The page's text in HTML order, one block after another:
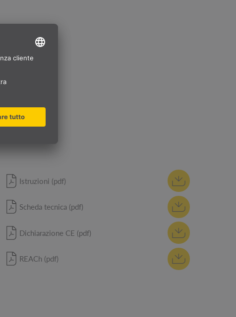
Istruzioni (pdf)
Scheda tecnica (pdf)
Dichiarazione CE (pdf)
REACh (pdf)